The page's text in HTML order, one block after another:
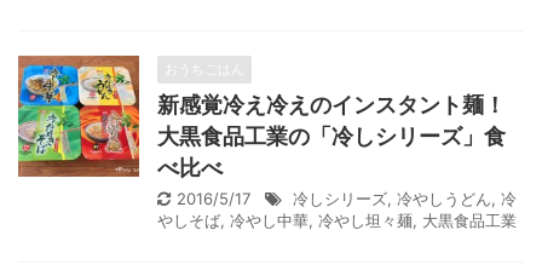
おうちごはん
新感覚冷え冷えのインスタント麺！
大黒食品工業の「冷しシリーズ」食
べ比べ
2016/5/17 冷しシリーズ, 冷やしうどん, 冷
やしそば, 冷やし中華, 冷やし坦々麺, 大黒食品工業